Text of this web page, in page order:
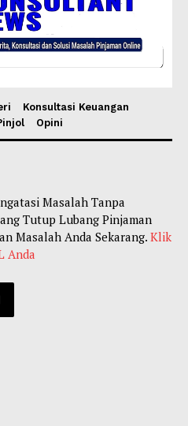
Konsultasi Keuangan
Opini
Masalah Tanpa
Tutup Lubang Pinjaman
Masalah Anda Sekarang. Klik
Anda